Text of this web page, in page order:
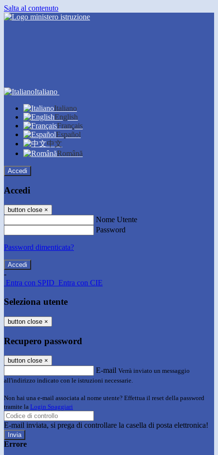
Salta al contenuto
Italiano
Italiano
English
Français
Español
中文
Română
Accedi
Accedi
button close ×
Nome Utente
Password
Password dimenticata?
-
Entra con SPID Entra con CIE
Seleziona utente
button close ×
Recupero password
button close ×
E-mail Verrà inviato un messaggio
all'indirizzo indicato con le istruzioni necessarie.
Non hai una e-mail associata al nome utente? Effettua il reset della password
tramite la Login Spaggiari
E-mail inviata, si prega di controllare la casella di posta elettronica!
Errore